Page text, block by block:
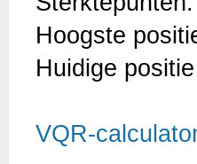
Hoogste
Huidige
VQR-